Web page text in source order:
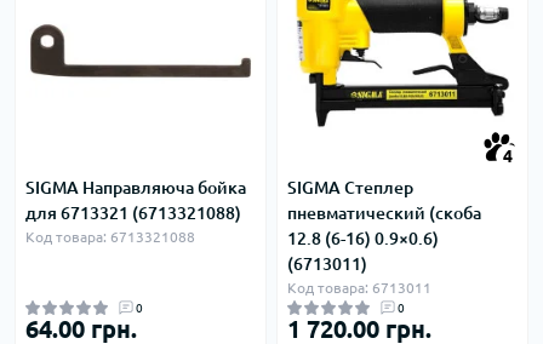
SIGMA Направляюча бойка
для 6713321 (6713321088)
Код товара: 6713321088
0
64.00 грн.
4
SIGMA Степлер
пневматический (скоба
12.8 (6-16) 0.9×0.6)
(6713011)
Код товара: 6713011
0
1 720.00 грн.